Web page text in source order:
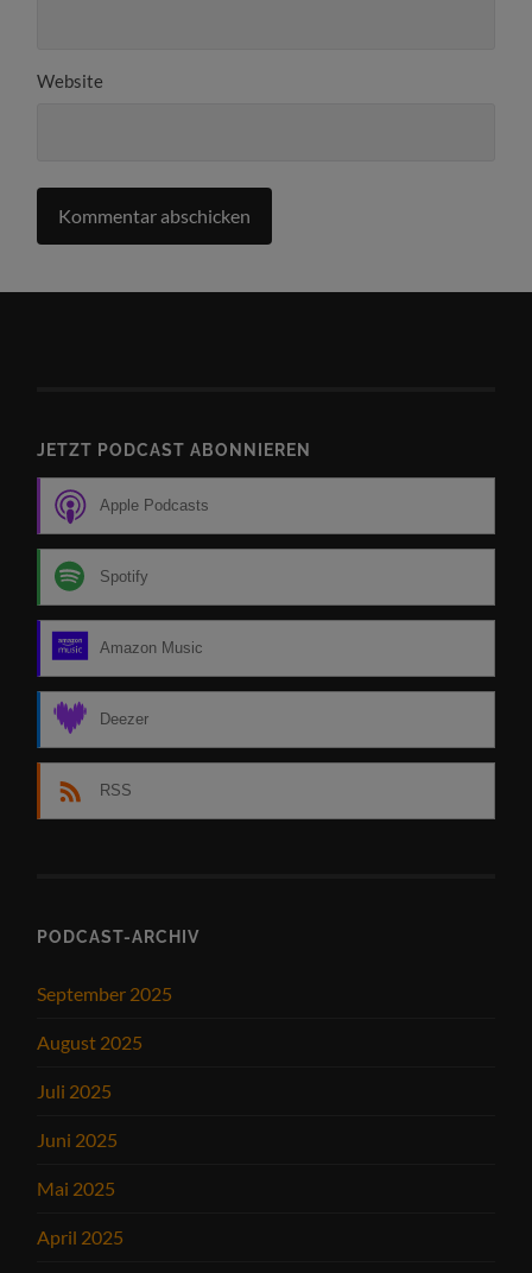
Website
JETZT PODCAST ABONNIEREN
Apple Podcasts
Spotify
Amazon Music
Deezer
RSS
PODCAST-ARCHIV
September 2025
August 2025
Juli 2025
Juni 2025
Mai 2025
April 2025